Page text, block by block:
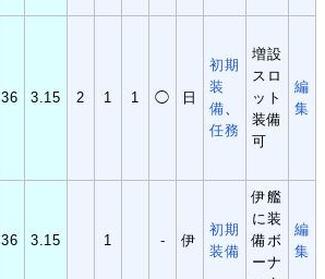
36 3.15 2 1 1 ◯ 日
初期
装
備
任務
増設
スロ
ット
装備
可
編
集
36 3.15 1 - 伊
初期
装備
伊艦
に装
備ボ
ーナ
編
集